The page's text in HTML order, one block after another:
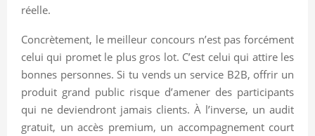
réelle.
Concrètement, le meilleur concours n’est pas forcément
celui qui promet le plus gros lot. C’est celui qui attire les
bonnes personnes. Si tu vends un service B2B, offrir un
produit grand public risque d’amener des participants
qui ne deviendront jamais clients. À l’inverse, un audit
gratuit, un accès premium, un accompagnement court